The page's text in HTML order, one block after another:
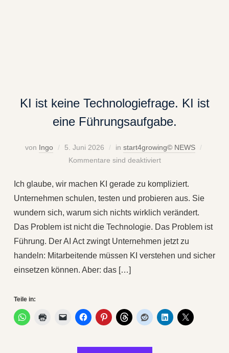
KI ist keine Technologiefrage. KI ist
eine Führungsaufgabe.
von Ingo 5. Juni 2026 in start4growing© NEWS
Kommentare sind deaktiviert
Ich glaube, wir machen KI gerade zu kompliziert.
Unternehmen schulen, testen und probieren aus. Sie
wundern sich, warum sich nichts wirklich verändert.
Das Problem ist nicht die Technologie. Das Problem ist
Führung. Der AI Act zwingt Unternehmen jetzt zu
handeln: Mitarbeitende müssen KI verstehen und sicher
einsetzen können. Aber: das […]
Teile in: